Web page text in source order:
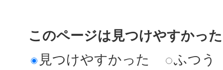
このページは見つけやすかっ
見つけやすかった
ふつう